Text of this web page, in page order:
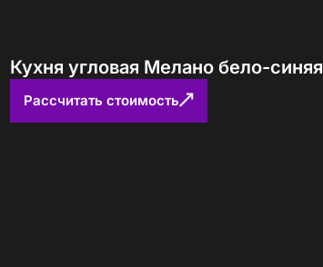
Кухня угловая Мелано бело-синяя
Рассчитать стоимость